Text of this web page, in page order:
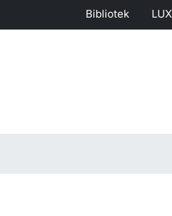
Bibliotek LUX